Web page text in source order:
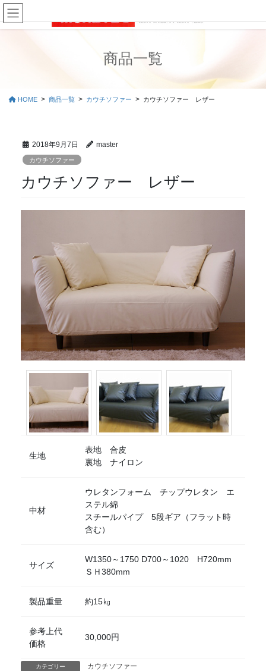
コ
ン
テ
ナ
ビ
ゲ
商品一覧
HOME 商品一覧 カウチソファー カウチソファー レザー
2018年9月7日 master
カウチソファー
カウチソファー レザー
生地
表地 合皮
裏地 ナイロン
中材
ウレタンフォーム チップウレタン エ
ステル綿
スチールパイプ 5段ギア（フラット時
含む）
サイズ
W1350～1750 D700～1020 H720mm
ＳＨ380mm
製品重量 約15㎏
参考上代
価格
30,000円
カテゴリー カウチソファー